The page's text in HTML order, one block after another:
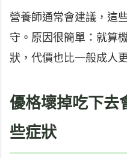
營養師通常會建議，這
守。原因很簡單：就算
狀，代價也比一般成人
優格壞掉吃下去
些症狀